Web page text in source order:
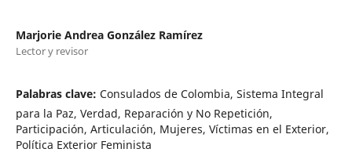
Marjorie Andrea González Ramírez
Lector y revisor
Palabras clave: Consulados de Colombia, Sistema Integral
para la Paz, Verdad, Reparación y No Repetición,
Participación, Articulación, Mujeres, Víctimas en el Exterior,
Política Exterior Feminista